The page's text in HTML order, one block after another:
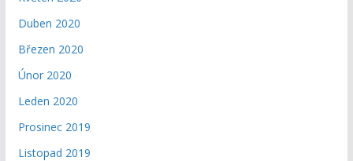
Duben 2020
Březen 2020
Únor 2020
Leden 2020
Prosinec 2019
Listopad 2019